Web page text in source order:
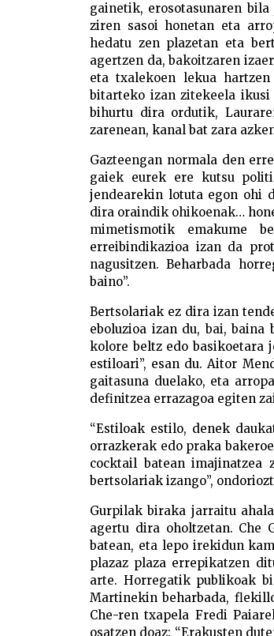
gainetik, erosotasunaren
ziren sasoi honetan eta
hedatu zen plazetan eta
agertzen da, bakoitzaren
eta txalekoen lekua
bitarteko izan zitekeela ikusi
bihurtu dira ordutik,
zarenean, kanal bat zara
Gazteengan normala den
gaiek eurek ere kutsu
jendearekin lotuta egon ohi
dira oraindik ohikoenak…
mimetismotik emakume
erreibindikazioa izan da
nagusitzen. Beharbada
baino”.
Bertsolariak ez dira izan
eboluzioa izan du, bai,
kolore beltz edo basikoetara
estiloari”, esan du. Aitor
gaitasuna duelako, eta
definitzea errazagoa egiten
“Estiloak estilo, denek
orrazkerak edo praka
cocktail batean imajinatzea
bertsolariak izango”,
Gurpilak biraka jarraitu
agertu dira oholtzetan. Che
batean, eta lepo irekidun
plazaz plaza errepikatzen
arte. Horregatik publikoak
Martinekin beharbada,
Che-ren txapela Fredi
osatzen doaz: “Erakusten